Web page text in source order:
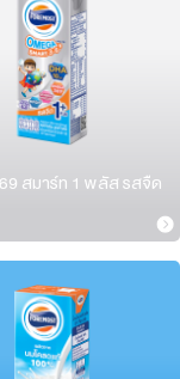
สมาร์ท 1 พลัส รสจืด